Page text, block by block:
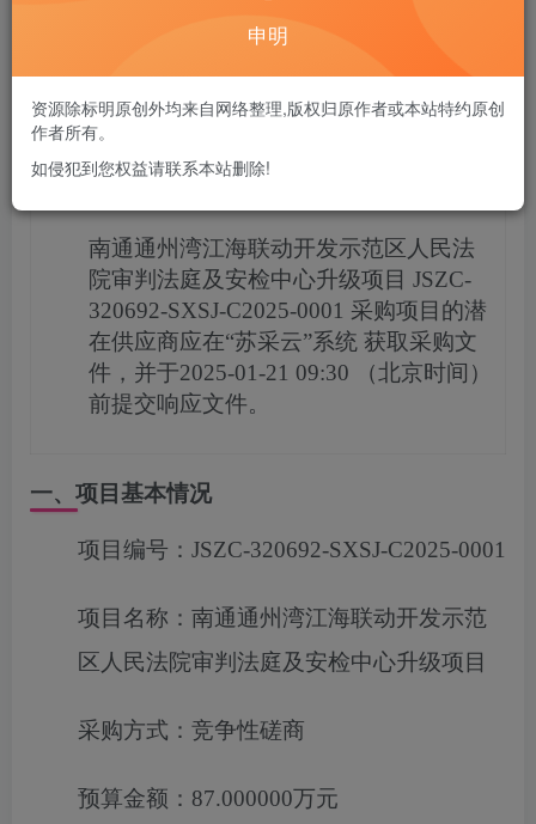
您当前未登录！建议登陆后购买，可保存购买订单
南通通州湾江海联动开发示范区人民法
院审判法庭及安检中心升级项目 JSZC-
320692-SXSJ-C2025-0001 采购项目的潜
在供应商应在“苏采云”系统 获取采购文
件，并于2025-01-21 09:30 （北京时间）
前提交响应文件。
一、项目基本情况
项目编号： JSZC-320692-SXSJ-C2025-0001
项目名称： 南通通州湾江海联动开发示范
区人民法院审判法庭及安检中心升级项目
采购方式： 竞争性磋商
预算金额： 87.000000万元
申明
资源除标明原创外均来自网络整理,版权归原作者或本站特约原创
作者所有。
如侵犯到您权益请联系本站删除!